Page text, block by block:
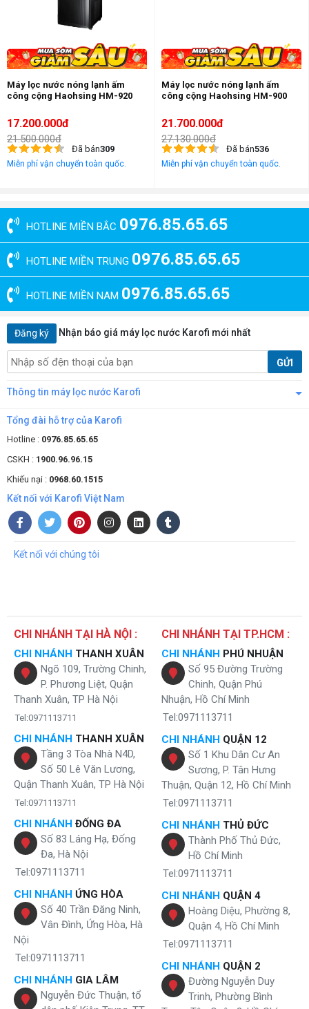
Máy lọc nước nóng lạnh ấm
công cộng Haohsing HM-920
17.200.000đ
21.500.000đ
Đã bán309
Miễn phí vận chuyển toàn quốc.
Máy lọc nước nóng lạnh ấm
công cộng Haohsing HM-900
21.700.000đ
27.130.000đ
Đã bán536
Miễn phí vận chuyển toàn quốc.
HOTLINE MIỀN BẮC 0976.85.65.65
HOTLINE MIỀN TRUNG 0976.85.65.65
HOTLINE MIỀN NAM 0976.85.65.65
Đăng ký Nhận báo giá máy lọc nước Karofi mới nhất
GỬI
Thông tin máy lọc nước Karofi
Tổng đài hỗ trợ của Karofi
Hotline : 0976.85.65.65
CSKH : 1900.96.96.15
Khiếu nại : 0968.60.1515
Kết nối với Karofi Việt Nam
Kết nối với chúng tôi
CHI NHÁNH TẠI HÀ NỘI :
CHI NHÁNH THANH XUÂN
Ngõ 109, Trường Chinh,
P. Phương Liệt, Quận
Thanh Xuân, TP Hà Nội
Tel:0971113711
CHI NHÁNH THANH XUÂN
Tầng 3 Tòa Nhà N4D,
Số 50 Lê Văn Lương,
Quận Thanh Xuân, TP Hà Nội
Tel:0971113711
CHI NHÁNH ĐỐNG ĐA
Số 83 Láng Hạ, Đống
Đa, Hà Nội
Tel:0971113711
CHI NHÁNH ỨNG HÒA
Số 40 Trần Đăng Ninh,
Vân Đình, Ứng Hòa, Hà
Nội
Tel:0971113711
CHI NHÁNH GIA LÂM
Nguyễn Đức Thuận, tổ
CHI NHÁNH TẠI TP.HCM :
CHI NHÁNH PHÚ NHUẬN
Số 95 Đường Trường
Chinh, Quận Phú
Nhuận, Hồ Chí Minh
Tel:0971113711
CHI NHÁNH QUẬN 12
Số 1 Khu Dân Cư An
Sương, P. Tân Hưng
Thuận, Quận 12, Hồ Chí Minh
Tel:0971113711
CHI NHÁNH THỦ ĐỨC
Thành Phố Thủ Đức,
Hồ Chí Minh
Tel:0971113711
CHI NHÁNH QUẬN 4
Hoàng Diệu, Phường 8,
Quận 4, Hồ Chí Minh
Tel:0971113711
CHI NHÁNH QUẬN 2
Đường Nguyễn Duy
Trinh, Phường Bình